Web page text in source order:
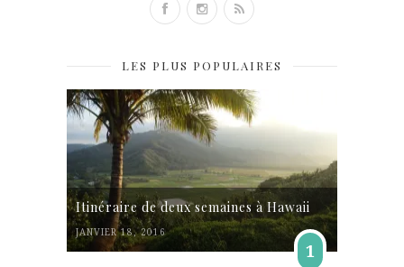
LES PLUS POPULAIRES
Itinéraire de deux semaines à Hawaii
JANVIER 18, 2016
1